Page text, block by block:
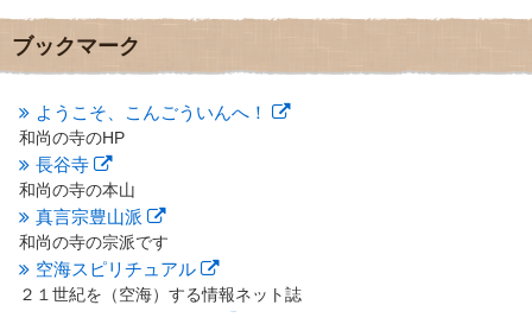
2012年12月(7)
2012年11月(7)
2012年10月
2012年8月
(9)
2012年7月(10)
2012年6月
2012年5月(16)
2012年4月 (16)
2012年3月(17)
2012年2月(20)
2012年1月(25)
ブックマーク
ようこそ、こんごういんへ！
和尚の寺のHP
長谷寺
和尚の寺の本山
真言宗豊山派
和尚の寺の宗派です
空海スピリチュアル
２１世紀を（空海）する情報ネット誌